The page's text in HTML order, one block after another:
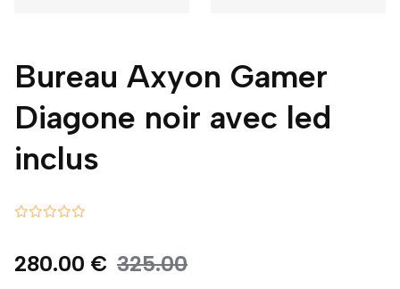
Bureau Axyon Gamer
Diagone noir avec led
inclus
280.00 € 325.00